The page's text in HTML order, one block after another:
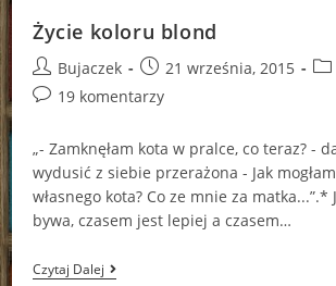
Życie koloru blond
Post
author:
Bujaczek
Post
published:
21 września, 2015
Post19 komentarzy
„- Zamknęłam kota w pralce, co teraz? -
wydusić z siebie przerażona - Jak
własnego kota? Co ze mnie za matka...”.*
bywa, czasem jest lepiej a czasem…
Czytaj DalejŻycie